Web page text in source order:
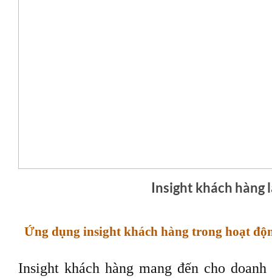
Insight khách hàng
Ứng dụng insight khách hàng trong hoạt
Insight khách hàng mang đến cho